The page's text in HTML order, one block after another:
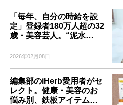
「毎年、自分の時給を設
定」登録者180万人超の32
歳・美容芸人。“泥水…
2026年02月08日
編集部のiHerb愛用者がセ
レクト。健康・美容のお
悩み別、鉄板アイテム…